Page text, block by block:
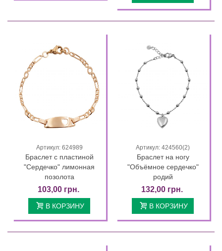
Артикул: 624989
Браслет с пластиной
"Сердечко" лимонная
позолота
103,00 грн.
В КОРЗИНУ
Артикул: 424560(2)
Браслет на ногу
"Объёмное сердечко"
родий
132,00 грн.
В КОРЗИНУ